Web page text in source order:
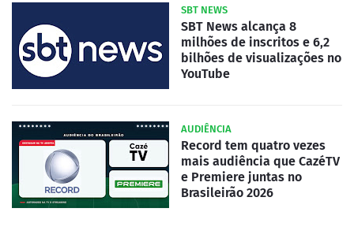
SBT NEWS
SBT News alcança 8
milhões de inscritos e 6,2
bilhões de visualizações no
YouTube
AUDIÊNCIA
Record tem quatro vezes
mais audiência que CazéTV
e Premiere juntas no
Brasileirão 2026